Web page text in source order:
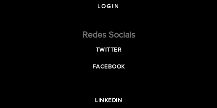
LOGIN
Redes Sociais
TWITTER
FACEBOOK
LINKEDIN